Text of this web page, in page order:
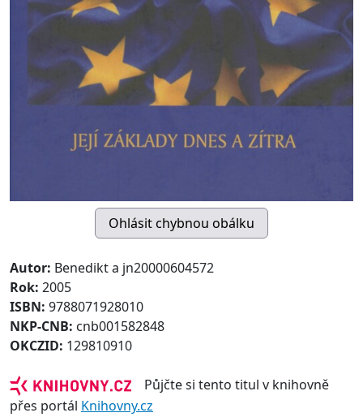
Autor: Benedikt a jn20000604572
Rok: 2005
ISBN: 9788071928010
NKP-CNB: cnb001582848
OKCZID: 129810910
Půjčte si tento titul v knihovně
přes portál Knihovny.cz